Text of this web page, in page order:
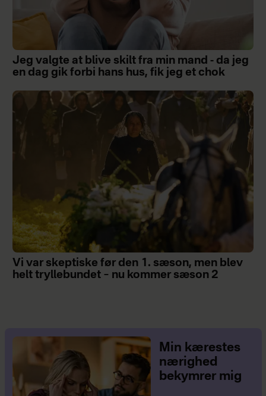
Jeg valgte at blive skilt fra min mand - da jeg
en dag gik forbi hans hus, fik jeg et chok
Vi var skeptiske før den 1. sæson, men blev
helt tryllebundet – nu kommer sæson 2
Min kærestes
nærighed
bekymrer mig